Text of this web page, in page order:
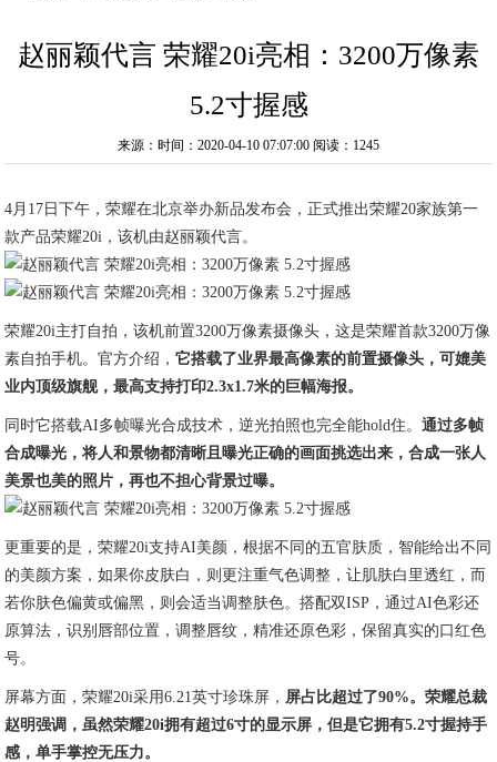
赵丽颖代言 荣耀20i亮相：3200万像素
5.2寸握感
来源：时间：2020-04-10 07:07:00 阅读：1245
4月17日下午，荣耀在北京举办新品发布会，正式推出荣耀20家族第一
款产品荣耀20i，该机由赵丽颖代言。
荣耀20i主打自拍，该机前置3200万像素摄像头，这是荣耀首款3200万像
素自拍手机。官方介绍，它搭载了业界最高像素的前置摄像头，可媲美
业内顶级旗舰，最高支持打印2.3x1.7米的巨幅海报。
同时它搭载AI多帧曝光合成技术，逆光拍照也完全能hold住。通过多帧
合成曝光，将人和景物都清晰且曝光正确的画面挑选出来，合成一张人
美景也美的照片，再也不担心背景过曝。
更重要的是，荣耀20i支持AI美颜，根据不同的五官肤质，智能给出不同
的美颜方案，如果你皮肤白，则更注重气色调整，让肌肤白里透红，而
若你肤色偏黄或偏黑，则会适当调整肤色。搭配双ISP，通过AI色彩还
原算法，识别唇部位置，调整唇纹，精准还原色彩，保留真实的口红色
号。
屏幕方面，荣耀20i采用6.21英寸珍珠屏， 屏占比超过了90%。荣耀总裁
赵明强调，虽然荣耀20i拥有超过6寸的显示屏，但是它拥有5.2寸握持手
感，单手掌控无压力。